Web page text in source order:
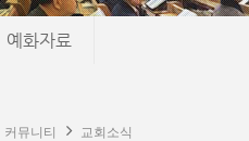
예화자료
커뮤니티 교회소식